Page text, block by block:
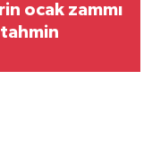
ocak zammı